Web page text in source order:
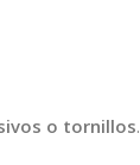
o tornillos.